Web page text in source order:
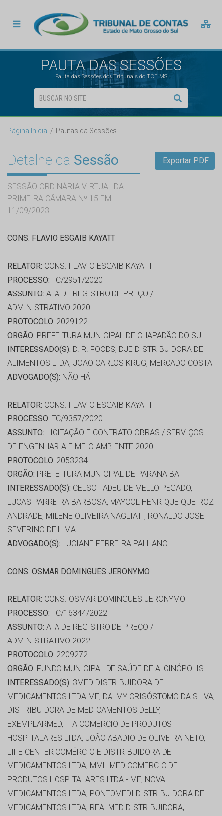
PAUTA DAS SESSÕES
Pauta das Sessões dos Tribunais do TCE MS
Página Inicial Pautas da Sessões
Detalhe da Sessão
SESSÃO ORDINÁRIA VIRTUAL DA
PRIMEIRA CÂMARA Nº 15 EM
11/09/2023
Exportar PDF
CONS. FLAVIO ESGAIB KAYATT
RELATOR: CONS. FLAVIO ESGAIB KAYATT
PROCESSO: TC/2951/2020
ASSUNTO: ATA DE REGISTRO DE PREÇO /
ADMINISTRATIVO 2020
PROTOCOLO: 2029122
ORGÃO: PREFEITURA MUNICIPAL DE CHAPADÃO DO SUL
INTERESSADO(S): D. R. FOODS, DJE DISTRIBUIDORA DE
ALIMENTOS LTDA, JOAO CARLOS KRUG, MERCADO COSTA
ADVOGADO(S): NÃO HÁ
RELATOR: CONS. FLAVIO ESGAIB KAYATT
PROCESSO: TC/9357/2020
ASSUNTO: LICITAÇÃO E CONTRATO OBRAS / SERVIÇOS
DE ENGENHARIA E MEIO AMBIENTE 2020
PROTOCOLO: 2053234
ORGÃO: PREFEITURA MUNICIPAL DE PARANAIBA
INTERESSADO(S): CELSO TADEU DE MELLO PEGADO,
LUCAS PARREIRA BARBOSA, MAYCOL HENRIQUE QUEIROZ
ANDRADE, MILENE OLIVEIRA NAGLIATI, RONALDO JOSE
SEVERINO DE LIMA
ADVOGADO(S): LUCIANE FERREIRA PALHANO
CONS. OSMAR DOMINGUES JERONYMO
RELATOR: CONS. OSMAR DOMINGUES JERONYMO
PROCESSO: TC/16344/2022
ASSUNTO: ATA DE REGISTRO DE PREÇO /
ADMINISTRATIVO 2022
PROTOCOLO: 2209272
ORGÃO: FUNDO MUNICIPAL DE SAÚDE DE ALCINÓPOLIS
INTERESSADO(S): 3MED DISTRIBUIDORA DE
MEDICAMENTOS LTDA ME, DALMY CRISÓSTOMO DA SILVA,
DISTRIBUIDORA DE MEDICAMENTOS DELLY,
EXEMPLARMED, FIA COMERCIO DE PRODUTOS
HOSPITALARES LTDA, JOÃO ABADIO DE OLIVEIRA NETO,
LIFE CENTER COMÉRCIO E DISTRIBUIDORA DE
MEDICAMENTOS LTDA, MMH MED COMERCIO DE
PRODUTOS HOSPITALARES LTDA - ME, NOVA
MEDICAMENTOS LTDA, PONTOMEDI DISTRIBUIDORA DE
MEDICAMENTOS LTDA, REALMED DISTRIBUIDORA,